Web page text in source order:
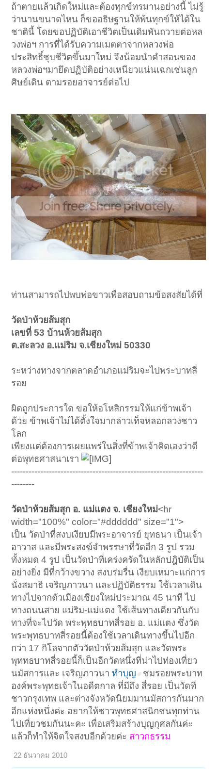
ถ้าตายแล้วเกิดใหม่และต้องทุกข์ทรมานอย่างนี้ ไม่รู้
ว่านานขนาดไหน ก็ขออธิษฐานให้พ้นทุกข์ให้ได้ใน
ชาตินี้ โดยขอปฏิบัติเอาชีวิตเป็นเดิมพันถวายต่อหล
วงพ่อฯ การที่ได้รับความเมตตาจากหลวงพ่อ
ประสิทธิ์ชุบชีวิตขึ้นมาใหม่ จึงน้อมนำคำสอนของ
หลวงพ่อฯมายึดปฏิบัติอย่างเหนียวแน่นเฉกเช่นลูก
ศิษย์เดิน ตามรอยอาจารย์ต่อไป
ท่านสามารถไปพบพ่อขาวเพื่อสอบถามข้อสงสัยได้ที่
วัดป่าห้วยส้มสุก
เลขที่ 53 บ้านห้วยส้มสุก
ต.สะลวง อ.แม่ริม จ.เชียงใหม่ 50330
ระหว่างทางจากตลาดอำเภอแม่ริมจะไปพระบาทสี่
รอย
ผิดถูกประการใด ขอให้อโหสิกรรมให้แก่ข้าพเจ้า
ด้วย ข้าพเจ้าไม่ได้ตั้งใจมากล่าวเท็จหลอกลวงชาว
โลก
เพียงแต่ต้องการเผยแพร่ในสิ่งที่ข้าพเจ้าคิดเองว่าดี
ต่อพุทธศาสนาเรา
------------------------------------------------------------------
--------
วัดป่าห้วยส้มสุก อ. แม่แตง จ. เชียงใหม่<hr
width="100%" color="#dddddd" size="1">
เป็น วัดป่าที่สงบเงียบมีพระอาจารย์ ยุทธนา เป็นเจ้า
อาวาส และมีพระสงฆ์จำพรรษาที่วัดอีก 3 รูป รวม
ทั้งหมด 4 รูป เป็นวัดป่าที่เคร่งครัดในหลักปฎิบัติเป็น
อย่างยิ่ง มีที่กว้างขวาง สงบร่มรื่น เงียบเหมาะแก่การ
นั่งสมาธิ เจริญภาวนา และปฏิบัติธรรม ใช้เวลาเดิน
ทางไปจากตัวเมืองเชียงใหม่ประมาณ 45 นาที ไป
ทางถนนสาย แม่ริม-แม่แตง ใช้เส้นทางเดียวกันกับ
ทางที่จะไปวัด พระพุทธบาทสี่รอย อ. แม่แตง ซึ่งวัด
พระพุทธบาทสี่รอยนี้ต้องใช้เวลาเดินทางขึ้นไปอีก
กว่า 17 กิโลจากตัววัดป่าห้วยส้มสุก และวัดพระ
พุททธบาทสี่รอยนี้ก็เป็นอีกวัดหนึ่งที่น่าไปท่องเที่ยว
นมัสการและ เจริญภาวนาทำบุญ
ชมรอยพระบาท
องค์พระพุทธเจ้าในอดีตกาล ที่มีถึง สี่รอย เป็นวัดที่
ชาวกรุงเทพ และต่างจังหวัดนิยมมานมัสการกันมาก
อีกแห่งหนึ่งค่ะ อยากให้ชาวพุทธศาสนิกชนทุกท่าน
ไปเที่ยวชมกันนะคะ เพื่อเสริมสร้างบุญกุศลกันค่ะ
แล้วก็ทำให้จิตใจสงบอีกด้วยค่ะ สาวกธรรม
22 ธันวาคม 2010